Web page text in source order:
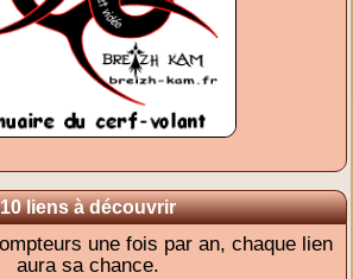
10 liens à découvrir
une fois par an, chaque lien
aura sa chance.